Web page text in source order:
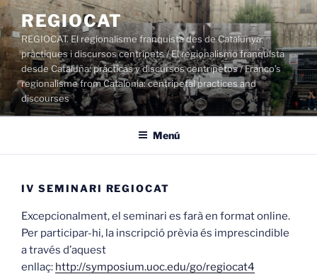
Vés
al
contingut
REGIOCAT
REGIOCAT. El regionalisme franquista des de Catalunya:
pràctiques i discursos centrípets / El regionalismo franquista
desde Cataluña: prácticas y discursos centrípetos / Franco’s
regionalisme from Catalonia: centripetal practices and
discourses
Menú
IV SEMINARI REGIOCAT
Excepcionalment, el seminari es farà en format online.
Per participar-hi, la inscripció prèvia és imprescindible
a través d’aquest
enllaç: http://symposium.uoc.edu/go/regiocat4